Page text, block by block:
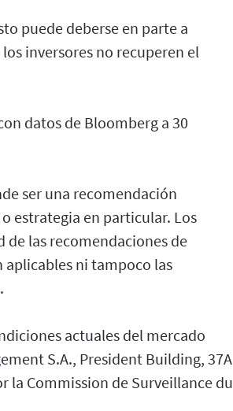
puede deberse en parte a
inversores no recuperen el
datos de Bloomberg a 30
ser una recomendación
estrategia en particular. Los
las recomendaciones de
ni tampoco las
actuales del mercado
S.A., President Building, 37A
la Commission de Surveillance du